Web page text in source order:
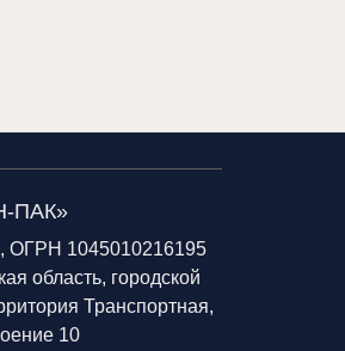
ПАК»
ОГРН 1045010216195
область, городской
Транспортная,
10